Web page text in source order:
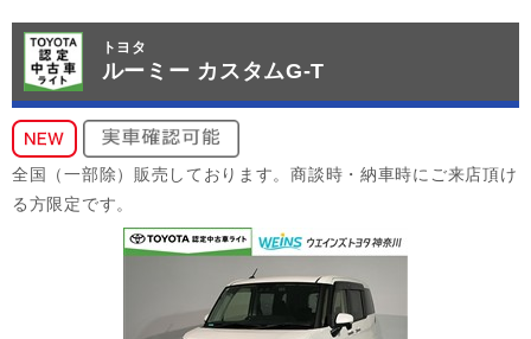
トヨタ
ルーミー カスタムG-T
全国（一部除）販売しております。商談時・納車時にご来店頂け
る方限定です。